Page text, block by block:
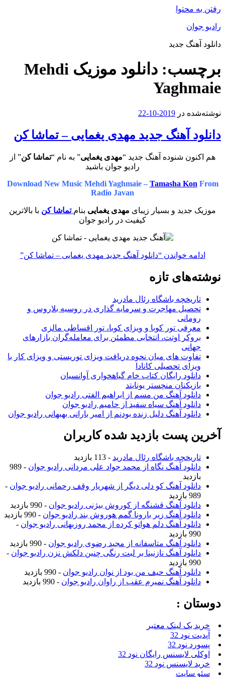
رفتن به محتوا
رادیو جوان
دانلود آهنگ جدید
برچسب:
دانلود موزیک Mehdi
Yaghmaie
نوشته‌شده در 2019-10-22
دانلود آهنگ جدید مهدی یغمایی – تماشا کن
هم اکنون شنوده آهنگ جدید “مهدی یغمایی” به نام “تماشا کن” از
رادیو جوان باشید
Download New Music Mehdi Yaghmaie – Tamasha Kon From
Radio Javan
موزیک جدید و بسیار زیبای مهدی یغمایی بنام تماشا کن با بالاترین
کیفیت در رادیو جوان
ادامه خواندن “دانلود آهنگ جدید مهدی یغمایی – تماشا کن”
نوشته‌های تازه
تاریخچه باشگاه رئال مادرید
تحصیل مهاجرت و سرمایه گذاری در روسیه بلاروس و
رومانی
معرفی تور کوبا و ویزای کوبا، تور اقساطی مالزی
بروکر اوتت، انتخابی مطمئن برای معامله‌گران بازارهای
جهانی
تفاوت های میان نحوه دریافت ویزای توریستی و ویزای کار با
ویزای تحصیلی کانادا
دانلود رایگان کتاب خام گیاهخواری آوانسیان
بازیکنان منچستر یونایتد
دانلود آهنگ من مسم از ابراهیم الفتی رادیو جوان
دانلود آهنگ سیاه سفید از حامیم رادیو جوان
دانلود آهنگ دلیل زنده بودنم از امیر بارانی بهبهانی رادیو جوان
آخرین پست بازدید شده کاربران
تاریخچه باشگاه رئال مادرید - 113 بازدید
دانلود آهنگ نگاه از محمد جواد علی مردانی رادیو جوان
- 989
بازدید
دانلود آهنگ کو دلی دیگر از شهریار وقف رحمانی رادیو جوان -
989 بازدید
دانلود آهنگ قشنگه از کوروش بیژنی رادیو جوان - 990 بازدید
دانلود آهنگ زیر بارونا گمم هوروش بند رادیو جوان - 990 بازدید
دانلود آهنگ دلم هواتو کرده از محمد روزبهانی رادیو جوان -
990 بازدید
دانلود آهنگ متاسفانه از مجید رضوی رادیو جوان - 990 بازدید
دانلود آهنگ نازنینا بر لبت رنگی چنین دلکش نزن رادیو جوان -
990 بازدید
دانلود آهنگ حیف من بود از نوان رادیو جوان - 990 بازدید
دانلود آهنگ نمیرم عقب از راوان رادیو جوان - 990 بازدید
دوستان :
خرید بک لینک معتبر
آپدیت نود 32
پسورد نود 32
اوکلی لایسنس رایگان نود 32
خرید لایسنس نود 32
سئو سایت